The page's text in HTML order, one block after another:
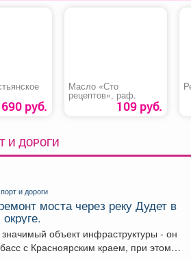
690 руб.
Масло «Сто
рецептов», раф.
109 руб.
И ДОРОГИ
и дороги
моста через реку Дудет в
объект инфраструктуры - он
с Красноярским краем, при этом